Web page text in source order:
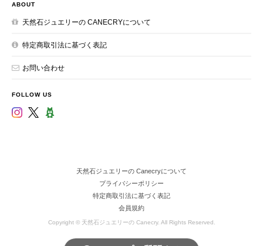
ABOUT
天然石ジュエリーの CANECRYについて
特定商取引法に基づく表記
お問い合わせ
FOLLOW US
天然石ジュエリーの Canecryについて
プライバシーポリシー
特定商取引法に基づく表記
会員規約
Copyright © 天然石ジュエリーの Canecry. All Rights Reserved.